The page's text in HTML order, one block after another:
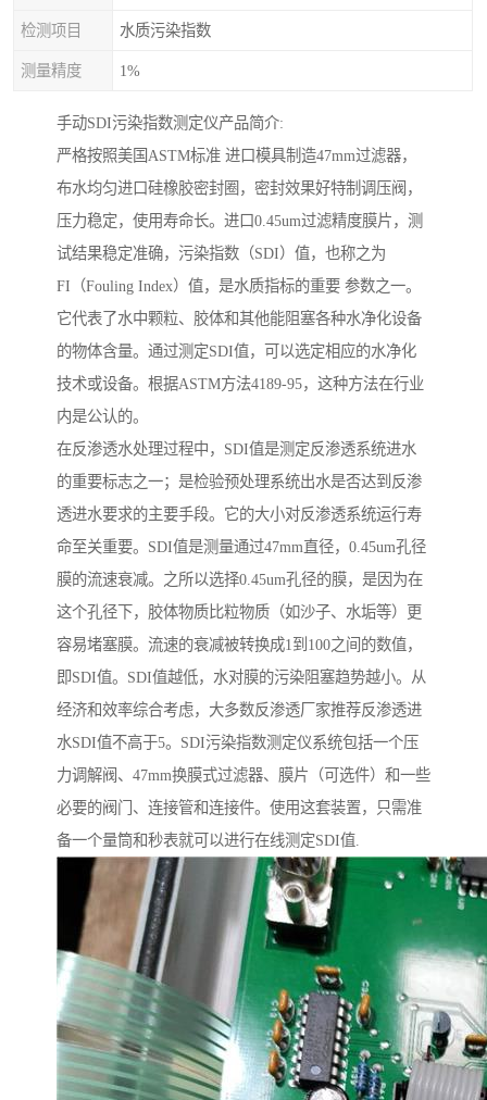
检测项目 水质污染指数
测量精度 1%
手动SDI污染指数测定仪产品简介:
严格按照美国ASTM标准 进口模具制造47mm过滤器，
布水均匀进口硅橡胶密封圈，密封效果好特制调压阀，
压力稳定，使用寿命长。进口0.45um过滤精度膜片，测
试结果稳定准确，污染指数（SDI）值，也称之为
FI（Fouling Index）值，是水质指标的重要 参数之一。
它代表了水中颗粒、胶体和其他能阻塞各种水净化设备
的物体含量。通过测定SDI值，可以选定相应的水净化
技术或设备。根据ASTM方法4189-95，这种方法在行业
内是公认的。
在反渗透水处理过程中，SDI值是测定反渗透系统进水
的重要标志之一；是检验预处理系统出水是否达到反渗
透进水要求的主要手段。它的大小对反渗透系统运行寿
命至关重要。SDI值是测量通过47mm直径，0.45um孔径
膜的流速衰减。之所以选择0.45um孔径的膜，是因为在
这个孔径下，胶体物质比粒物质（如沙子、水垢等）更
容易堵塞膜。流速的衰减被转换成1到100之间的数值，
即SDI值。SDI值越低，水对膜的污染阻塞趋势越小。从
经济和效率综合考虑，大多数反渗透厂家推荐反渗透进
水SDI值不高于5。SDI污染指数测定仪系统包括一个压
力调解阀、47mm换膜式过滤器、膜片（可选件）和一些
必要的阀门、连接管和连接件。使用这套装置，只需准
备一个量筒和秒表就可以进行在线测定SDI值.